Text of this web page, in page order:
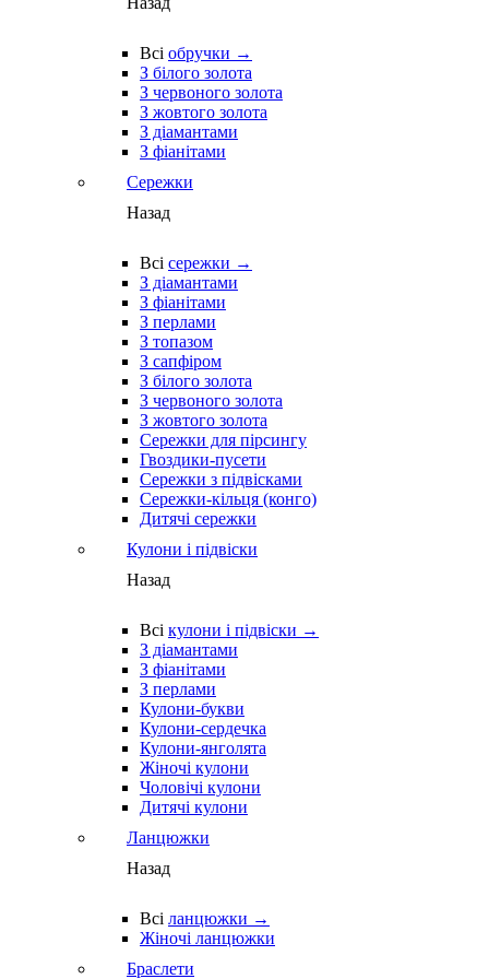
Всі обручки →
З білого золота
З червоного золота
З жовтого золота
З діамантами
З фіанітами
Сережки
Назад
Всі сережки →
З діамантами
З фіанітами
З перлами
З топазом
З сапфіром
З білого золота
З червоного золота
З жовтого золота
Сережки для пірсингу
Гвоздики-пусети
Сережки з підвісками
Сережки-кільця (конго)
Дитячі сережки
Кулони і підвіски
Назад
Всі кулони і підвіски →
З діамантами
З фіанітами
З перлами
Кулони-букви
Кулони-сердечка
Кулони-янголята
Жіночі кулони
Чоловічі кулони
Дитячі кулони
Ланцюжки
Назад
Всі ланцюжки →
Жіночі ланцюжки
Браслети